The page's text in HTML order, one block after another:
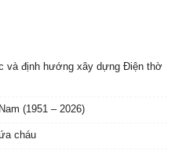
và định hướng xây dựng Điện thờ
(1951 – 2026)
cháu